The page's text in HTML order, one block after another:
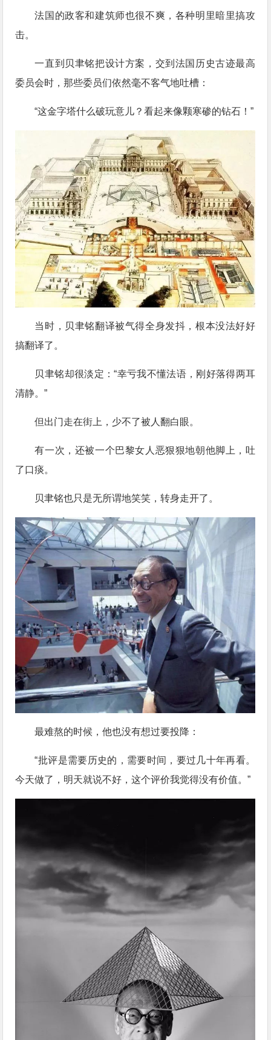
法国的政客和建筑师也很不爽，各种明里暗里搞攻
击。
一直到贝聿铭把设计方案，交到法国历史古迹最高
委员会时，那些委员们依然毫不客气地吐槽：
“这金字塔什么破玩意儿？看起来像颗寒碜的钻石！”
当时，贝聿铭翻译被气得全身发抖，根本没法好好
搞翻译了。
贝聿铭却很淡定：“幸亏我不懂法语，刚好落得两耳
清静。”
但出门走在街上，少不了被人翻白眼。
有一次，还被一个巴黎女人恶狠狠地朝他脚上，吐
了口痰。
贝聿铭也只是无所谓地笑笑，转身走开了。
最难熬的时候，他也没有想过要投降：
“批评是需要历史的，需要时间，要过几十年再看。
今天做了，明天就说不好，这个评价我觉得没有价值。”